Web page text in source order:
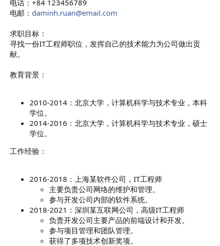
电话：+84 123456789
电邮： daminh.ruan@email.com
求职目标：
寻找一份IT工程师职位，发挥自己的技术能力为公司做出贡
献。
教育背景：
2010-2014：北京大学，计算机科学与技术专业，本科
学位。
2014-2016：北京大学，计算机科学与技术专业，硕士
学位。
工作经验：
2016-2018：上海某软件公司，IT工程师
主要负责公司网络的维护和管理。
参与开发公司内部的软件系统。
2018-2021：深圳某互联网公司，高级IT工程师
负责开发公司主要产品的前端设计和开发。
参与项目管理和团队管理。
获得了多项技术创新奖项。